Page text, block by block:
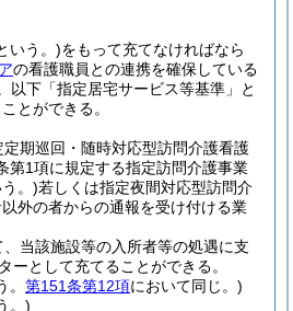
いう。)をもって充てなければなら
の看護職員との連携を確保している
以下「指定居宅サービス等基準」と
とができる。
期巡回・随時対応型訪問介護看護
第1項に規定する指定訪問介護事業
。)若しくは指定夜間対応型訪問介
外の者からの通報を受け付ける業
当該施設等の入所者等の処遇に支
として充てることができる。
第151条第12項において同じ。)
。)